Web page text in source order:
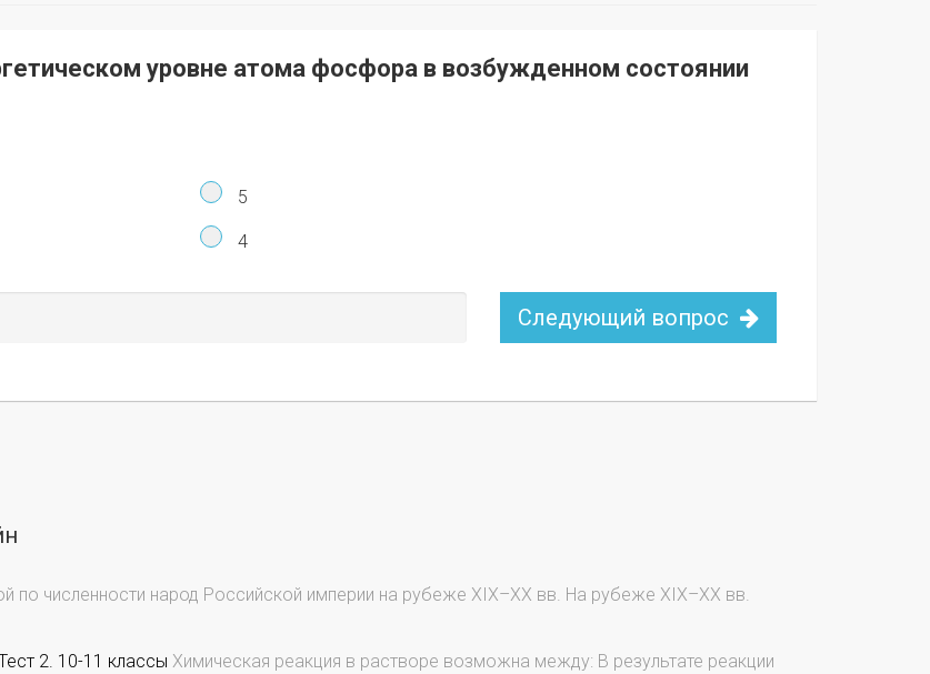
уровне атома фосфора в возбужденном состоянии
5
4
Следующий вопрос
по численности народ Российской империи на рубеже XIX–ХХ вв. На рубеже XIX–ХХ вв.
2. 10-11 классы Химическая реакция в растворе возможна между: В результате реакции